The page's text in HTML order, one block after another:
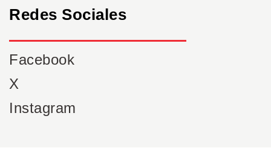
Redes Sociales
Facebook
X
Instagram